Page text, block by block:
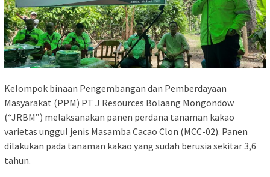
Kelompok binaan Pengembangan dan Pemberdayaan
Masyarakat (PPM) PT J Resources Bolaang Mongondow
(“JRBM”) melaksanakan panen perdana tanaman kakao
varietas unggul jenis Masamba Cacao Clon (MCC-02). Panen
dilakukan pada tanaman kakao yang sudah berusia sekitar 3,6
tahun.